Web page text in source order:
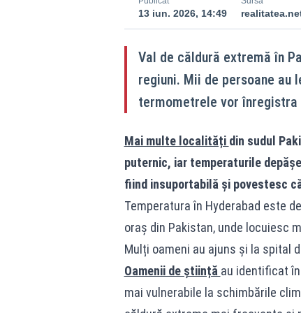
13 iun. 2026, 14:49
Val de căldură extremă în
regiuni. Mii de persoane au
termometrele vor
Mai multe localități din sudul
puternic, iar temperaturile
fiind insuportabilă și povestesc
Temperatura în Hyderabad este
oraș din Pakistan, unde locuiesc
Mulți oameni au ajuns și la spital
Oamenii de știință au identificat
mai vulnerabile la schimbările